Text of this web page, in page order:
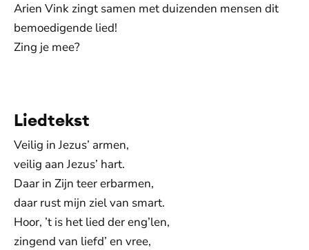
Arien Vink zingt samen met duizenden mensen dit
bemoedigende lied!
Zing je mee?
Liedtekst
Veilig in Jezus’ armen,
veilig aan Jezus’ hart.
Daar in Zijn teer erbarmen,
daar rust mijn ziel van smart.
Hoor, ’t is het lied der eng’len,
zingend van liefd’ en vree,